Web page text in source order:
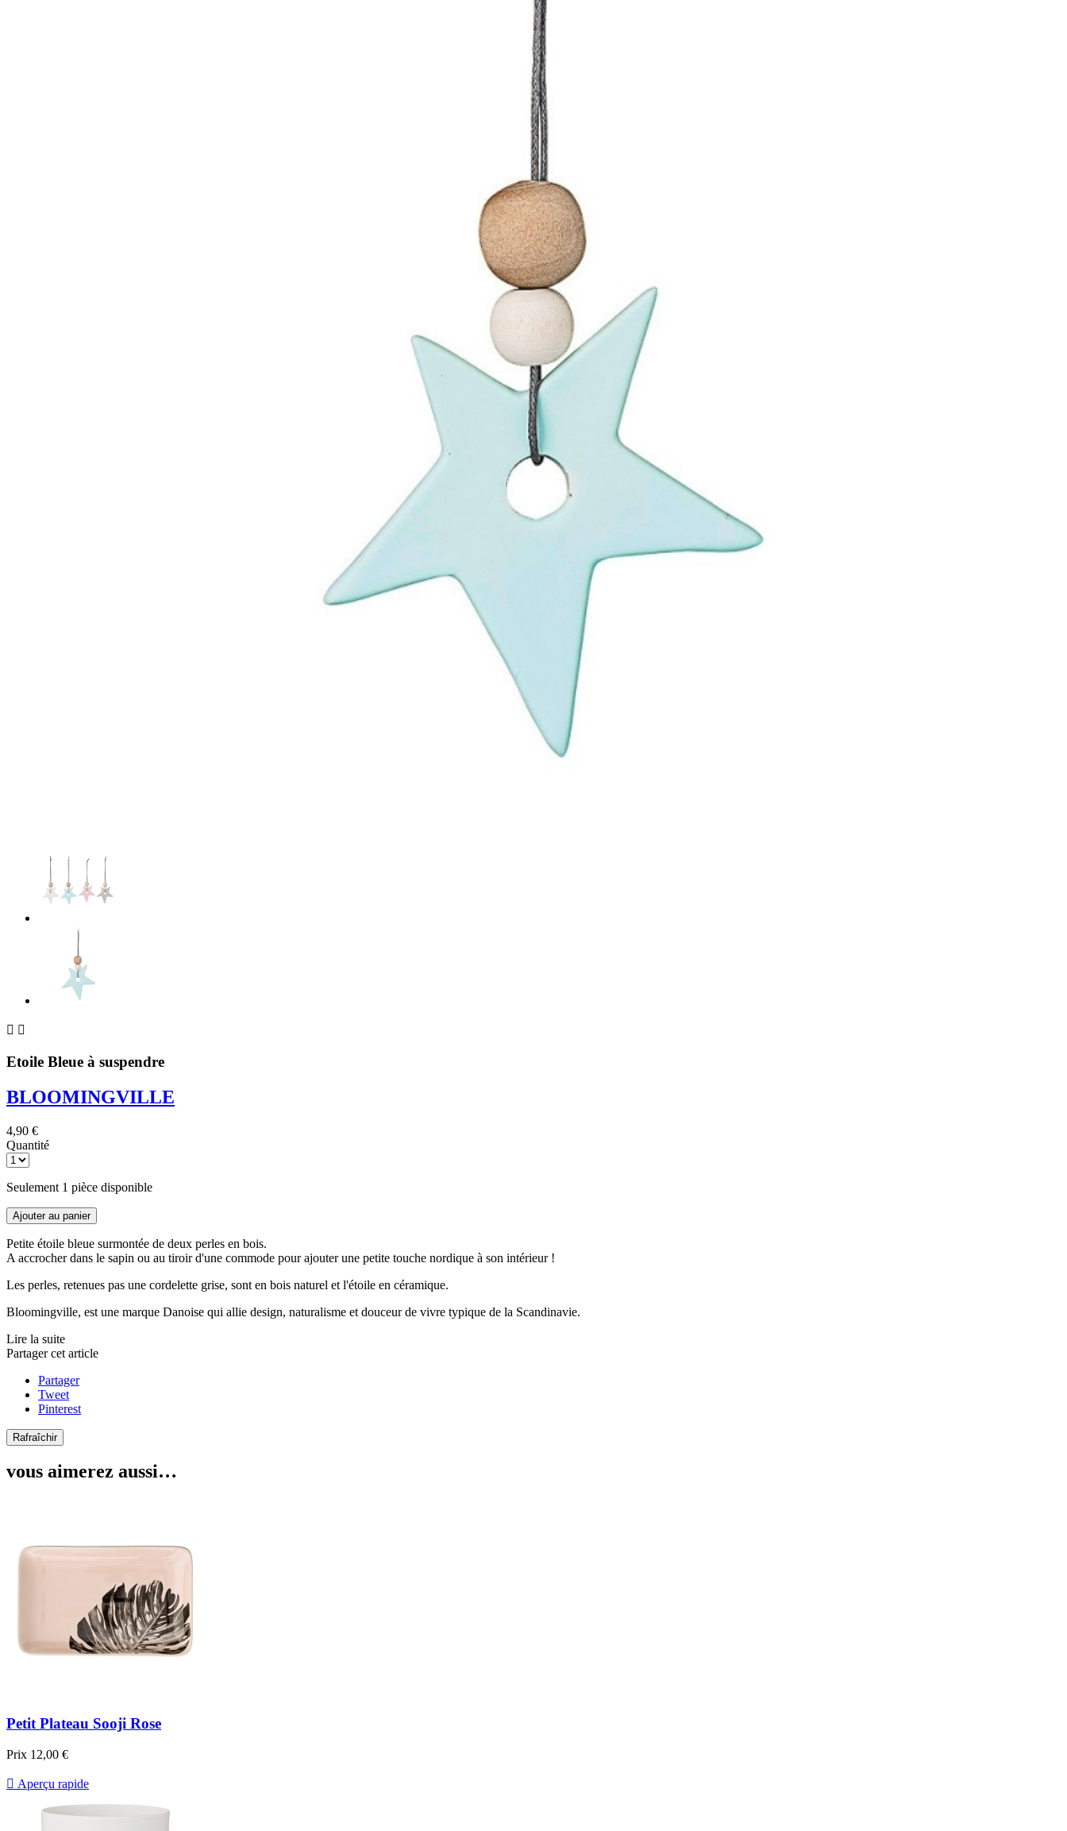
 
Etoile Bleue à suspendre
BLOOMINGVILLE
4,90 €
Quantité
Seulement 1 pièce disponible
Ajouter au panier
Petite étoile bleue surmontée de deux perles en bois.
A accrocher dans le sapin ou au tiroir d'une commode pour ajouter une petite touche nordique à son intérieur !
Les perles, retenues pas une cordelette grise, sont en bois naturel et l'étoile en céramique.
Bloomingville, est une marque Danoise qui allie design, naturalisme et douceur de vivre typique de la Scandinavie.
Lire la suite
Partager cet article
Partager
Tweet
Pinterest
vous aimerez aussi…
Petit Plateau Sooji Rose
Prix 12,00 €
 Aperçu rapide